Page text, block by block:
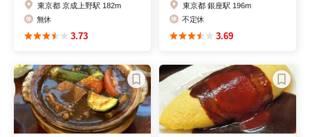
東京都 京成上野駅 182m
無休
3.73
東京都 銀座駅 196m
不定休
3.69